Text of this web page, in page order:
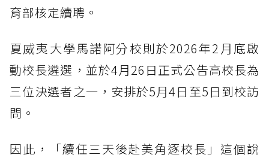
育部核定續聘。
夏威夷大學馬諾阿分校則於2026年2月底啟
動校長遴選，並於4月26日正式公告高校長為
三位決選者之一，安排於5月4日至5日到校訪
問。
因此，「續任三天後赴美角逐校長」這個說